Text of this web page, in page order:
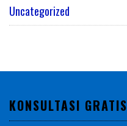
Uncategorized
KONSULTASI GRATIS